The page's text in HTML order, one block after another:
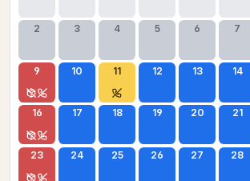
2 3 4 5 6 7
9 10 11 12 13 14
16 17 18 19 20 21
23 24 25 26 27 28